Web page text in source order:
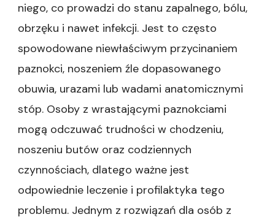
niego, co prowadzi do stanu zapalnego, bólu,
obrzęku i nawet infekcji. Jest to często
spowodowane niewłaściwym przycinaniem
paznokci, noszeniem źle dopasowanego
obuwia, urazami lub wadami anatomicznymi
stóp. Osoby z wrastającymi paznokciami
mogą odczuwać trudności w chodzeniu,
noszeniu butów oraz codziennych
czynnościach, dlatego ważne jest
odpowiednie leczenie i profilaktyka tego
problemu. Jednym z rozwiązań dla osób z